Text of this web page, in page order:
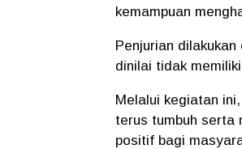
kemampuan
Penjurian
dinilai tidak
Melalui kegiatan
terus tumbuh serta
positif bagi